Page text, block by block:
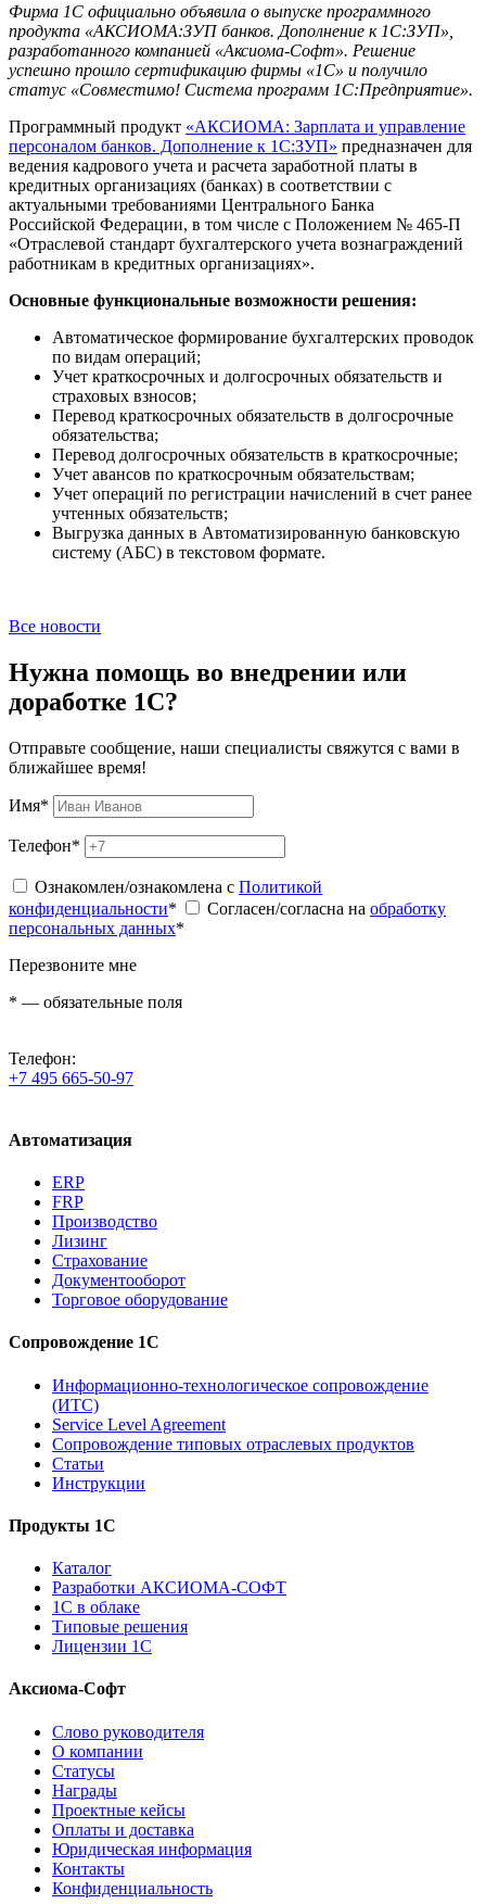
Фирма 1С официально объявила о выпуске программного
продукта «АКСИОМА:ЗУП банков. Дополнение к 1С:ЗУП»,
разработанного компанией «Аксиома-Софт». Решение
успешно прошло сертификацию фирмы «1С» и получило
статус «Совместимо! Система программ 1С:Предприятие».
Программный продукт «АКСИОМА: Зарплата и управление
персоналом банков. Дополнение к 1С:ЗУП» предназначен для
ведения кадрового учета и расчета заработной платы в
кредитных организациях (банках) в соответствии с
актуальными требованиями Центрального Банка
Российской Федерации, в том числе с Положением № 465-П
«Отраслевой стандарт бухгалтерского учета вознаграждений
работникам в кредитных организациях».
Основные функциональные возможности решения:
Автоматическое формирование бухгалтерских проводок
по видам операций;
Учет краткосрочных и долгосрочных обязательств и
страховых взносов;
Перевод краткосрочных обязательств в долгосрочные
обязательства;
Перевод долгосрочных обязательств в краткосрочные;
Учет авансов по краткосрочным обязательствам;
Учет операций по регистрации начислений в счет ранее
учтенных обязательств;
Выгрузка данных в Автоматизированную банковскую
систему (АБС) в текстовом формате.
Все новости
Нужна помощь во внедрении или
доработке 1С?
Отправьте сообщение, наши специалисты свяжутся с вами в
ближайшее время!
Имя*
Телефон*
Ознакомлен/ознакомлена с Политикой
конфиденциальности* Согласен/согласна на обработку
персональных данных*
Перезвоните мне
* — обязательные поля
Телефон:
+7 495 665-50-97
Автоматизация
ERP
FRP
Производство
Лизинг
Страхование
Документооборот
Торговое оборудование
Сопровождение 1С
Информационно-технологическое сопровождение
(ИТС)
Service Level Agreement
Сопровождение типовых отраслевых продуктов
Статьи
Инструкции
Продукты 1С
Каталог
Разработки АКСИОМА-СОФТ
1С в облаке
Типовые решения
Лицензии 1С
Аксиома-Софт
Слово руководителя
О компании
Статусы
Награды
Проектные кейсы
Оплаты и доставка
Юридическая информация
Контакты
Конфиденциальность